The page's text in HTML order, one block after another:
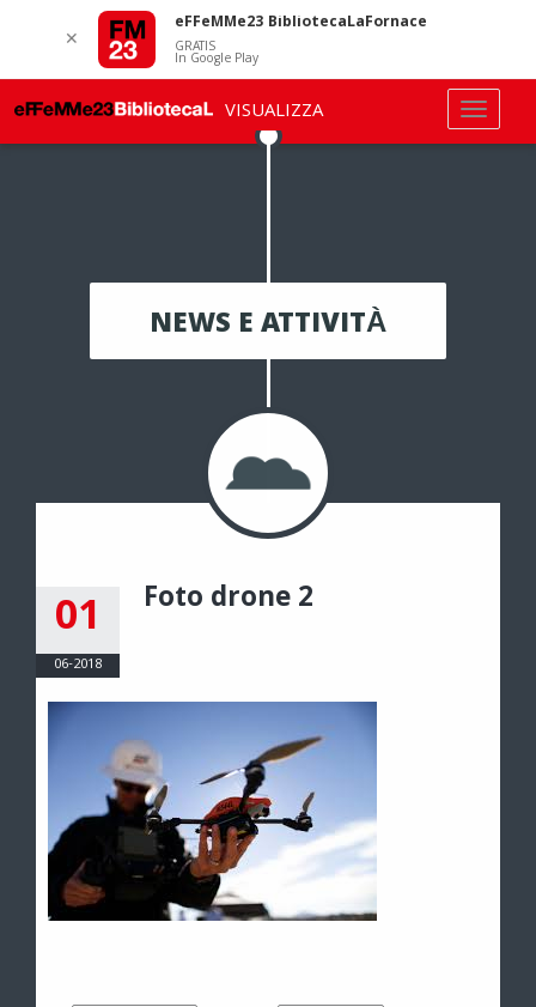
NEWS E ATTIVITÀ
01
06-2018
Foto drone 2
✕
eFFeMMe23 BibliotecaLaFornace
GRATIS
In Google Play
VISUALIZZA